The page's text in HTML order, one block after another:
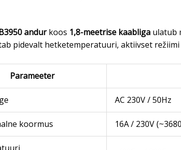
andurkoos 1,8-meetrise kaabligaulatub
pidevalt hetketemperatuuri, aktiivset režiimi
Parameeter
AC 230V / 50Hz
koormus 16A / 230V